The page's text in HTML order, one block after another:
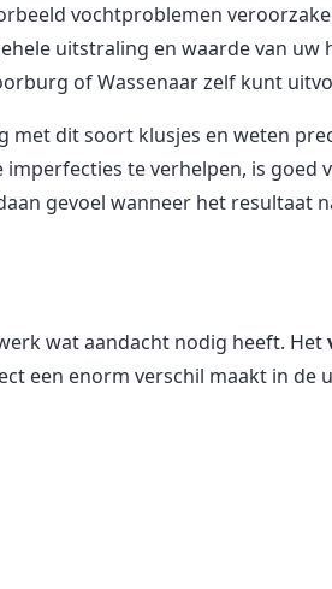
vochtproblemen
uitstraling en waarde van uw
of Wassenaar zelf kunt
dit soort klusjes en weten
te verhelpen, is goed
gevoel wanneer het resultaat
wat aandacht nodig heeft. Het
een enorm verschil maakt in de